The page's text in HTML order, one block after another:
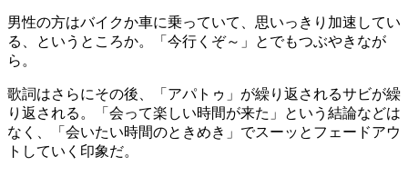
男性の方はバイクか車に乗っていて、思いっきり加速してい
る、というところか。「今行くぞ～」とでもつぶやきなが
ら。
歌詞はさらにその後、「アパトゥ」が繰り返されるサビが繰
り返される。「会って楽しい時間が来た」という結論などは
なく、「会いたい時間のときめき」でスーッとフェードアウ
トしていく印象だ。